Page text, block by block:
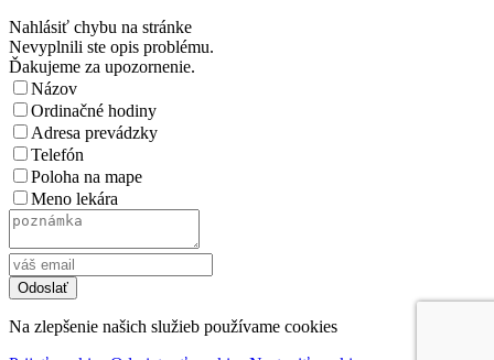
Nahlásiť chybu na stránke
Nevyplnili ste opis problému.
Ďakujeme za upozornenie.
Názov
Ordinačné hodiny
Adresa prevádzky
Telefón
Poloha na mape
Meno lekára
Na zlepšenie našich služieb používame cookies